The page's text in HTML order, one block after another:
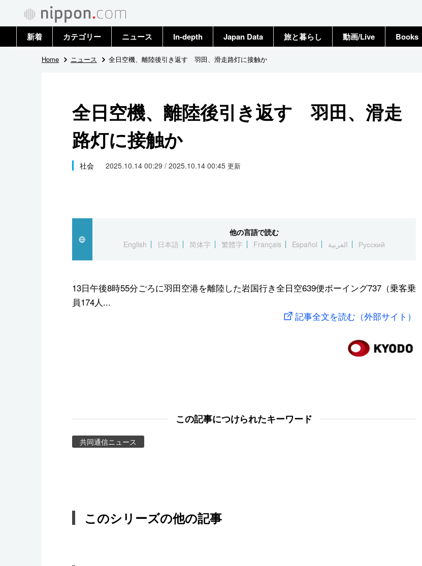
新着 カテゴリー
政治・外交
国際
社会
文化
スポーツ・東京2020
ニュース
トップ
In-depth Japan Data 旅と暮らし 動画/Live Books
Home ニュース 全日空機、離陸後引き返す 羽田、滑走路灯に接触か
全日空機、離陸後引き返す 羽田、滑走
路灯に接触か
社会 2025.10.14 00:29 / 2025.10.14 00:45 更新
他の言語で読む
English
日本語 简体字 繁體字 Français Español العربية Русский
13日午後8時55分ごろに羽田空港を離陸した岩国行き全日空639便ボーイング737（乗客乗
員174人...
記事全文を読む（外部サイト）
この記事につけられたキーワード
共同通信ニュース
このシリーズの他の記事